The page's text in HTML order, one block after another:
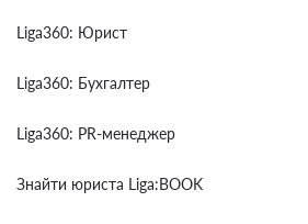
Liga360: Юрист
Liga360: Бухгалтер
Liga360: PR-менеджер
Знайти юриста Liga:BOOK